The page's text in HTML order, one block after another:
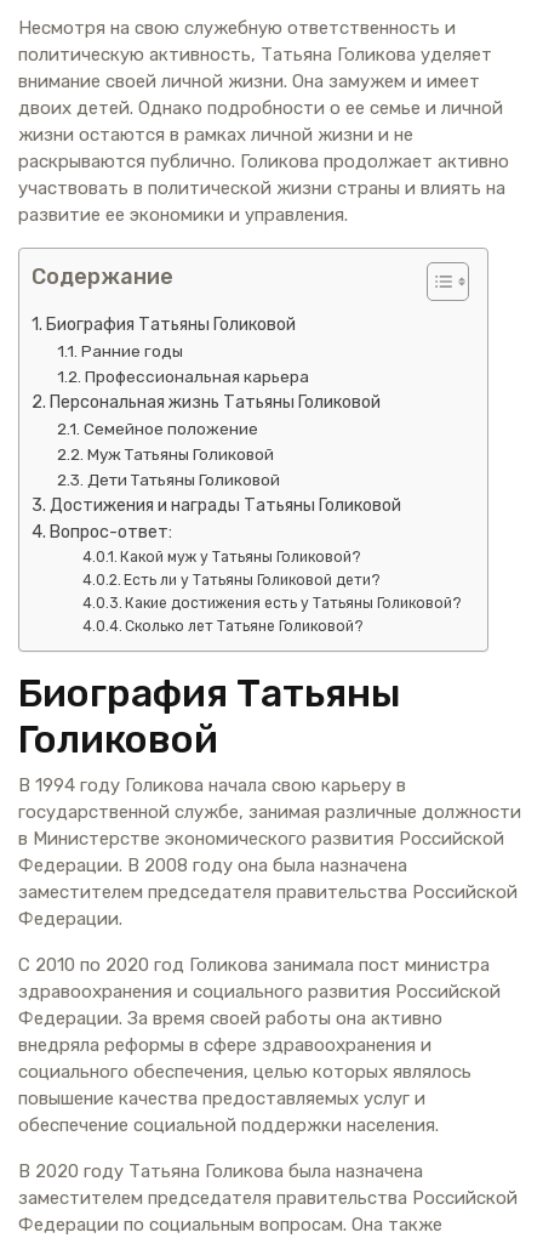
Несмотря на свою служебную ответственность и
политическую активность, Татьяна Голикова уделяет
внимание своей личной жизни. Она замужем и имеет
двоих детей. Однако подробности о ее семье и личной
жизни остаются в рамках личной жизни и не
раскрываются публично. Голикова продолжает активно
участвовать в политической жизни страны и влиять на
развитие ее экономики и управления.
Содержание
Биография Татьяны Голиковой
Ранние годы
Профессиональная карьера
Персональная жизнь Татьяны Голиковой
Семейное положение
Муж Татьяны Голиковой
Дети Татьяны Голиковой
Достижения и награды Татьяны Голиковой
Вопрос-ответ:
Какой муж у Татьяны Голиковой?
Есть ли у Татьяны Голиковой дети?
Какие достижения есть у Татьяны Голиковой?
Сколько лет Татьяне Голиковой?
Биография Татьяны
Голиковой
В 1994 году Голикова начала свою карьеру в
государственной службе, занимая различные должности
в Министерстве экономического развития Российской
Федерации. В 2008 году она была назначена
заместителем председателя правительства Российской
Федерации.
С 2010 по 2020 год Голикова занимала пост министра
здравоохранения и социального развития Российской
Федерации. За время своей работы она активно
внедряла реформы в сфере здравоохранения и
социального обеспечения, целью которых являлось
повышение качества предоставляемых услуг и
обеспечение социальной поддержки населения.
В 2020 году Татьяна Голикова была назначена
заместителем председателя правительства Российской
Федерации по социальным вопросам. Она также